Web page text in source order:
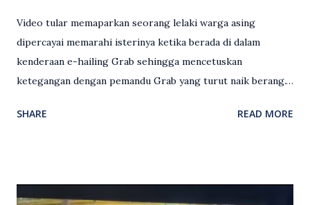
Video tular memaparkan seorang lelaki warga asing
dipercayai memarahi isterinya ketika berada di dalam
kenderaan e-hailing Grab sehingga mencetuskan
ketegangan dengan pemandu Grab yang turut naik berang.
antara seorang lelaki warga asing dengan pemandu Grab
Grab bertindak mempertahankan wanita terbabit sebelum
SHARE READ MORE